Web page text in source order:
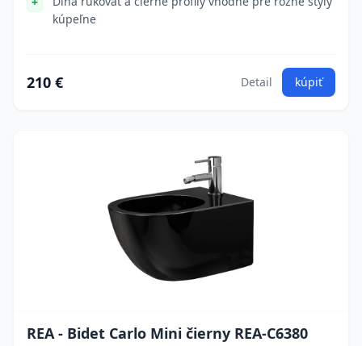
kúpeľne
210 € Detail kúpiť
REA - Bidet Carlo Mini čierny REA-C6380